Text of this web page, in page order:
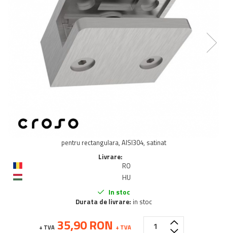
Balustrada inox / metalica
Ancore - Flanse - Placute
Fitting-uri balustrada inox
Bile - sfere
Cabluri si accesorii balustrada inox
Capace - dopuri capat teava
Capace mascare
Montanti echipati balustrada inox
Sisteme tabla perforata
balustrada inox
Suport mana curenta balustrada inox
Suruburi - Adezivi - Chimicale
pentru rectangulara, AISI304, satinat
Livrare:
RO
HU
In stoc
Durata de livrare: in stoc
+ TVA 35,90 RON + TVA